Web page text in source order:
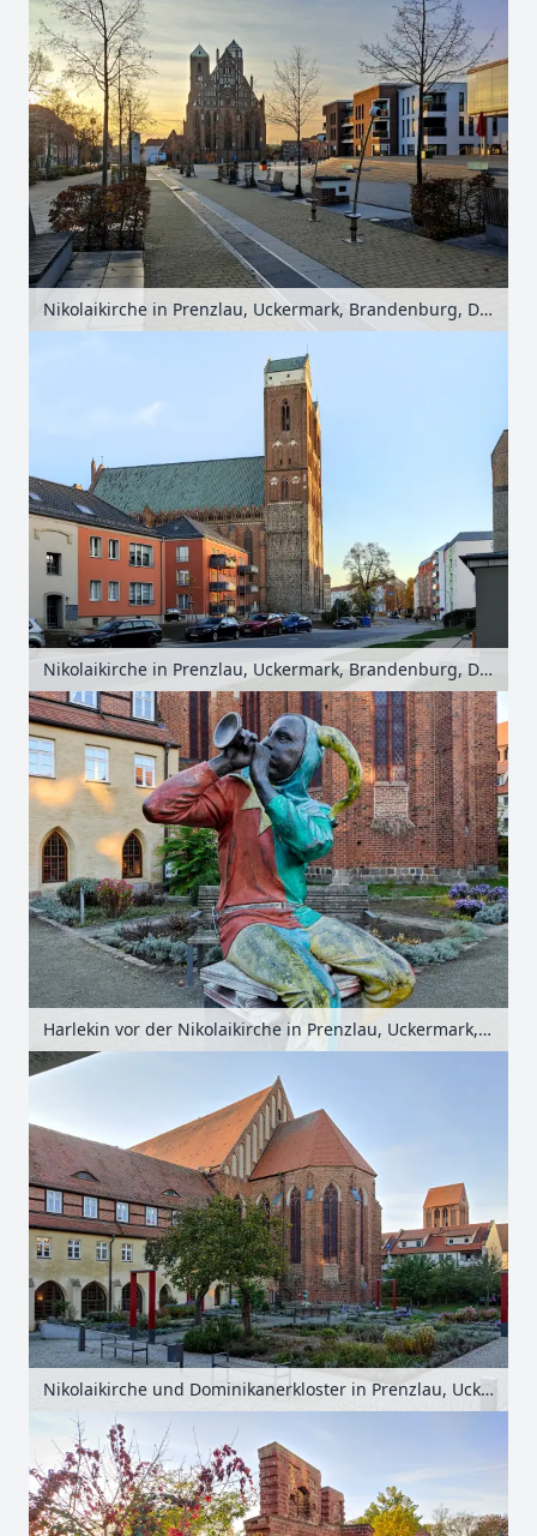
Nikolaikirche in Prenzlau, Uckermark, Brandenburg, Deutschland
Nikolaikirche in Prenzlau, Uckermark, Brandenburg, Deutschland
Harlekin vor der Nikolaikirche in Prenzlau, Uckermark, Brandenburg, Deutschland
Nikolaikirche und Dominikanerkloster in Prenzlau, Uckermark, Brandenburg, Deutschland